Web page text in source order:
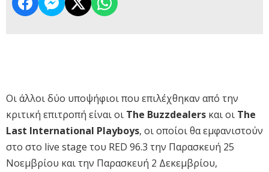
Οι άλλοι δύο υποψήφιοι που επιλέχθηκαν από την
κριτική επιτροπή είναι οι The Buzzdealers και οι The
Last International Playboys, οι οποίοι θα εμφανιστούν
στο στο live stage του RED 96.3 την Παρασκευή 25
Νοεμβρίου και την Παρασκευή 2 Δεκεμβρίου,